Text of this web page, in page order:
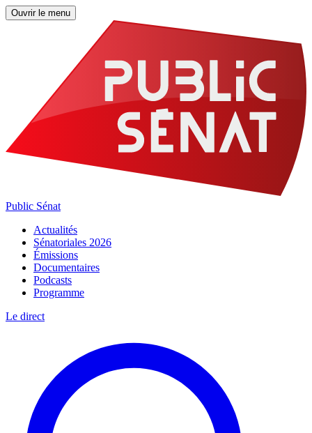
Ouvrir le menu
Public Sénat
Actualités
Sénatoriales 2026
Émissions
Documentaires
Podcasts
Programme
Le direct